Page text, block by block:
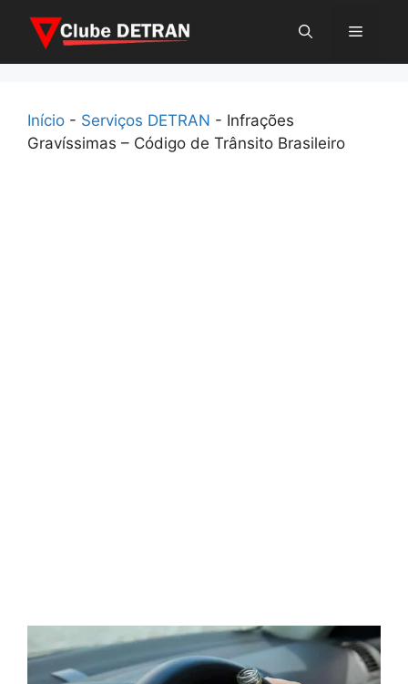
Menu
Início - Serviços DETRAN - Infrações
Gravíssimas – Código de Trânsito Brasileiro